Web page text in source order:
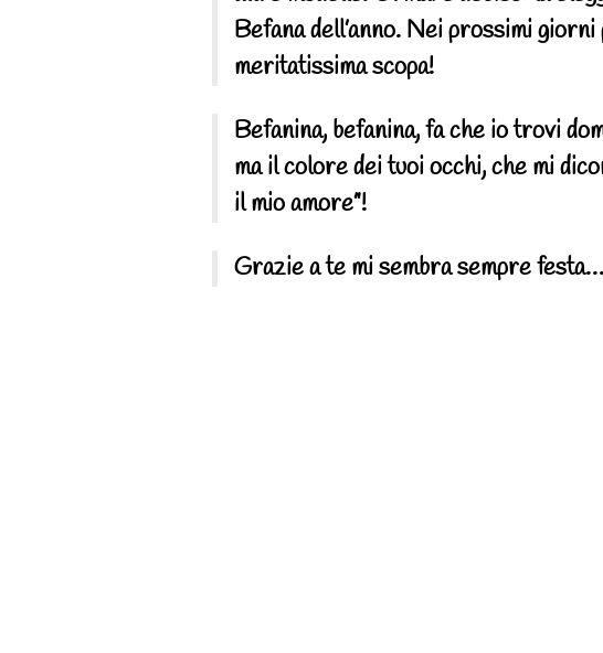
Befana dell’anno. Nei prossimi
meritatissima scopa!
Befanina, befanina, fa che io trovi
ma il colore dei tuoi occhi, che mi
il mio amore”!
Grazie a te mi sembra sempre